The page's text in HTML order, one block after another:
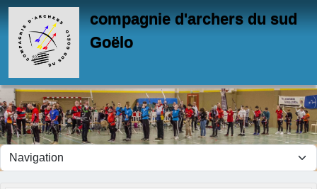
compagnie d'archers du sud
Goëlo
Panneau de gestion des cookies